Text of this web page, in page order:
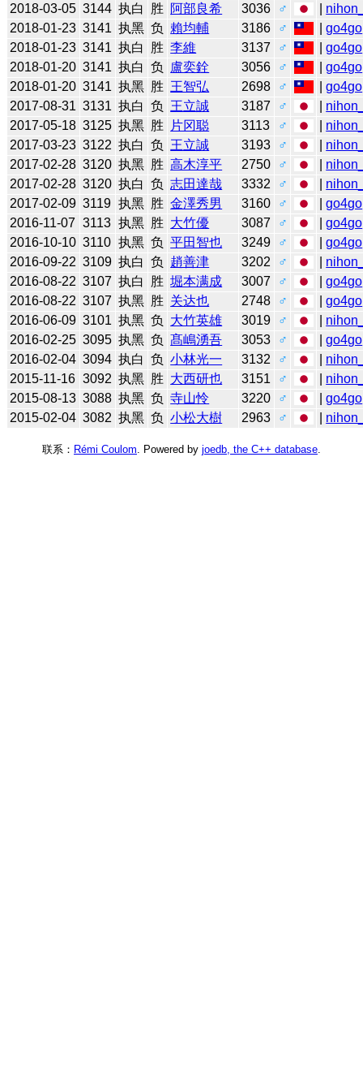
2018-03-05 3144 执白 胜 阿部良希 3036 ♂
2018-01-23 3141 执黑 负 賴均輔 3186 ♂ |go4go
2018-01-23 3141 执白 胜 李維 3137 ♂ |go4go
2018-01-20 3141 执白 负 盧奕銓 3056 ♂ |go4go
2018-01-20 3141 执黑 胜 王智弘 2698 ♂ |go4go
2017-08-31 3131 执白 负 王立誠 3187 ♂
2017-05-18 3125 执黑 胜 片冈聪 3113 ♂
2017-03-23 3122 执白 负 王立誠 3193 ♂
2017-02-28 3120 执黑 胜 高木淳平 2750 ♂
2017-02-28 3120 执白 负 志田達哉 3332 ♂
2017-02-09 3119 执黑 胜 金澤秀男 3160 ♂ |go4go
2016-11-07 3113 执黑 胜 大竹優 3087 ♂ |go4go
2016-10-10 3110 执黑 负 平田智也 3249 ♂ |go4go
2016-09-22 3109 执白 负 趙善津 3202 ♂
2016-08-22 3107 执白 胜 堀本满成 3007 ♂ |go4go
2016-08-22 3107 执黑 胜 关达也 2748 ♂ |go4go
2016-06-09 3101 执黑 负 大竹英雄 3019 ♂
2016-02-25 3095 执黑 负 髙嶋湧吾 3053 ♂ |go4go
2016-02-04 3094 执白 负 小林光一 3132 ♂
2015-11-16 3092 执黑 胜 大西研也 3151 ♂
2015-08-13 3088 执黑 负 寺山怜 3220 ♂ |go4go
2015-02-04 3082 执黑 负 小松大樹 2963 ♂
联系： Rémi Coulom . Powered by joedb, the C++ database